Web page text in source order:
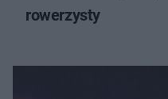
rowerzysty